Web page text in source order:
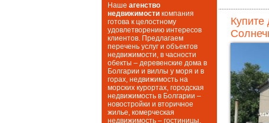
Наше агенство
недвижимости компания
готова к целостному
удовлетворению интересов
клиентов. Предлагаем
перечень услуг и объектов
недвижимости, в часности
обекты – деревенские дома в
Болгарии и виллы у моря и в
горах, недвижимость на
морских курортах, городская
недвижимость в Болгарии –
новостройки и вторичное
жилье, комерческая
недвижимость – гостиницы,